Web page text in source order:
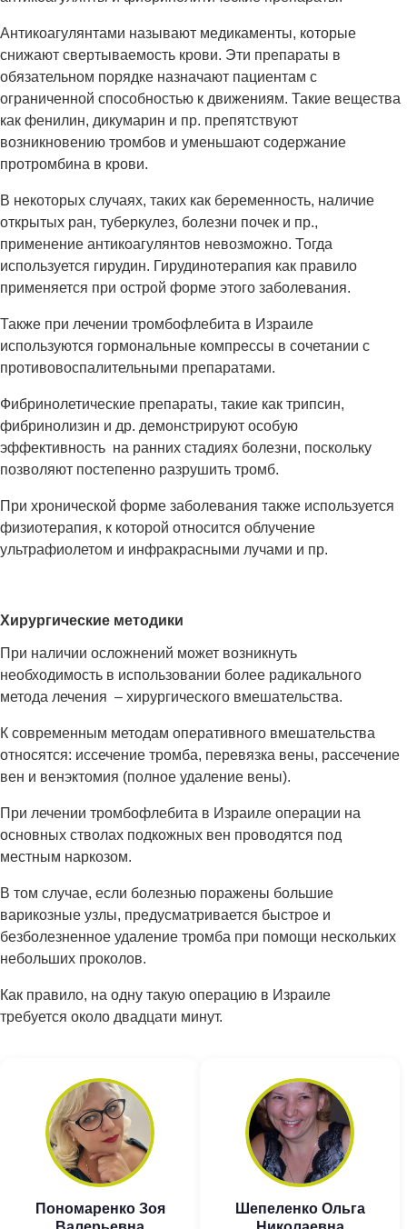
Антикоагулянтами называют медикаменты, которые
снижают свертываемость крови. Эти препараты в
обязательном порядке назначают пациентам с
ограниченной способностью к движениям. Такие вещества
как фенилин, дикумарин и пр. препятствуют
возникновению тромбов и уменьшают содержание
протромбина в крови.
В некоторых случаях, таких как беременность, наличие
открытых ран, туберкулез, болезни почек и пр.,
применение антикоагулянтов невозможно. Тогда
используется гирудин. Гирудинотерапия как правило
применяется при острой форме этого заболевания.
Также при лечении тромбофлебита в Израиле
используются гормональные компрессы в сочетании с
противовоспалительными препаратами.
Фибринолетические препараты, такие как трипсин,
фибринолизин и др. демонстрируют особую
эффективность на ранних стадиях болезни, поскольку
позволяют постепенно разрушить тромб.
При хронической форме заболевания также используется
физиотерапия, к которой относится облучение
ультрафиолетом и инфракрасными лучами и пр.
Хирургические методики
При наличии осложнений может возникнуть
необходимость в использовании более радикального
метода лечения – хирургического вмешательства.
К современным методам оперативного вмешательства
относятся: иссечение тромба, перевязка вены, рассечение
вен и венэктомия (полное удаление вены).
При лечении тромбофлебита в Израиле операции на
основных стволах подкожных вен проводятся под
местным наркозом.
В том случае, если болезнью поражены большие
варикозные узлы, предусматривается быстрое и
безболезненное удаление тромба при помощи нескольких
небольших проколов.
Как правило, на одну такую операцию в Израиле
требуется около двадцати минут.
Пономаренко Зоя
Шепеленко Ольга